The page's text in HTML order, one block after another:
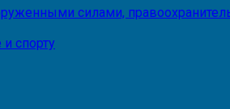
силами,
спорту